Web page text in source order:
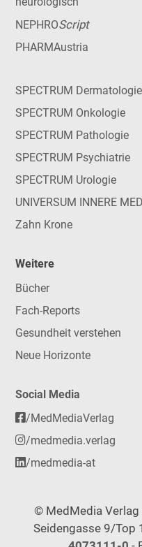
NEPHROScript
PHARMAustria
SPECTRUM Dermatologie
SPECTRUM Onkologie
SPECTRUM Pathologie
SPECTRUM Psychiatrie
SPECTRUM Urologie
UNIVERSUM INNERE
Zahn Krone
Weitere
Bücher
Fach-Reports
Gesundheit verstehen
Neue Horizonte
Social Media
/MedMediaVerlag
/medmedia.verlag
/medmedia-at
© MedMedia Verlag
Seidengasse 9/Top